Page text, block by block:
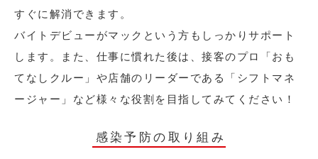
すぐに解消できます。
バイトデビューがマックという方もしっかりサポート
します。また、仕事に慣れた後は、接客のプロ「おも
てなしクルー」や店舗のリーダーである「シフトマネ
ージャー」など様々な役割を目指してみてください！
感染予防の取り組み